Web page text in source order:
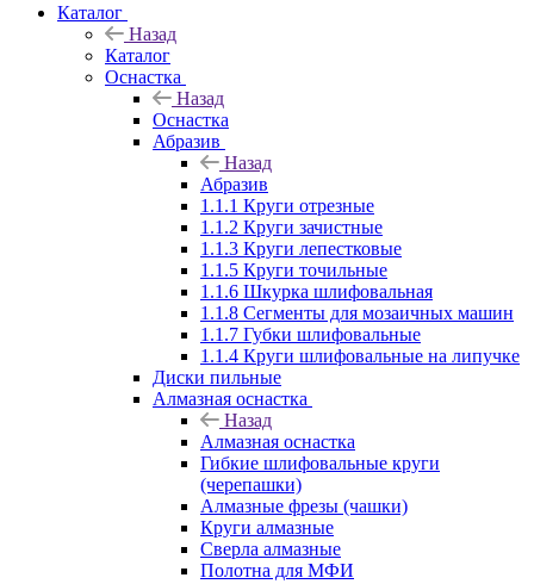
Каталог
Назад
Каталог
Оснастка
Назад
Оснастка
Абразив
Назад
Абразив
1.1.1 Круги отрезные
1.1.2 Круги зачистные
1.1.3 Круги лепестковые
1.1.5 Круги точильные
1.1.6 Шкурка шлифовальная
1.1.8 Сегменты для мозаичных машин
1.1.7 Губки шлифовальные
1.1.4 Круги шлифовальные на липучке
Диски пильные
Алмазная оснастка
Назад
Алмазная оснастка
Гибкие шлифовальные круги
(черепашки)
Алмазные фрезы (чашки)
Круги алмазные
Сверла алмазные
Полотна для МФИ